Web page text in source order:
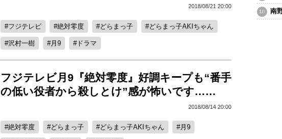
2018/08/21 20:00
フジテレビ 絶対零度 どらまっ子 どらまっ子AKIちゃん
沢村一樹 月9 ドラマ
フジテレビ月9『絶対零度』好調キープも“番手
の低い役者から殺しとけ”感が怖いです……
2018/08/14 20:00
絶対零度 どらまっ子 どらまっ子AKIちゃん 月9
南